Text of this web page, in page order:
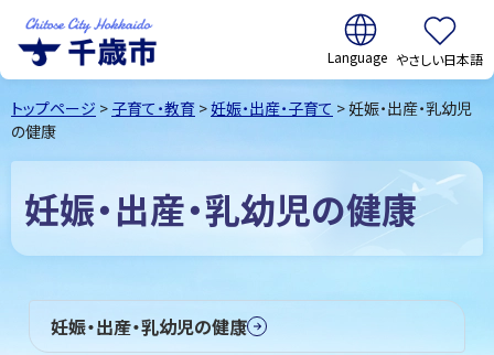
千歳市Chitose
City Hokkaido
翻訳:
やさしい日本語
トップページ > 子育て・教育 >妊娠・出産・子育て > 妊娠・出産・乳幼児
の健康
妊娠・出産・乳幼児の健康
妊娠・出産・乳幼児の健康